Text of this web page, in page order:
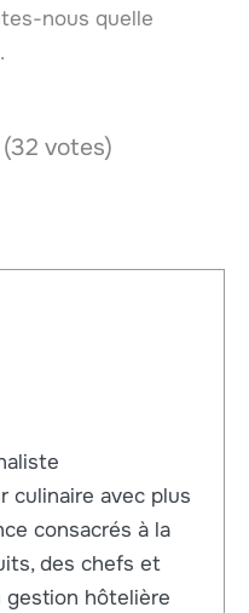
nous quelle
votes)
culinaire avec plus
consacrés à la
des chefs et
gestion hôtelière